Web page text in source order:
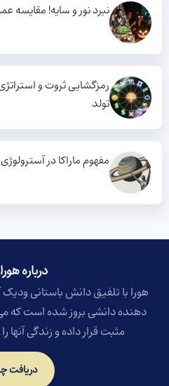
نبرد نور و سایه! مقایسه
رمزگشایی ثروت و
تولد
مفهوم ماراکا در
درباره
هورا با تلفیق دانش باستانی ودیک
دهنده دانشی بروز شده است که می
مثبت قرار داده و زندگی آنها
دریافت